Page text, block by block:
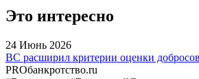
Это интересно
24 Июнь 2026
ВС расширил критерии оценки
PROбанкротство.ru